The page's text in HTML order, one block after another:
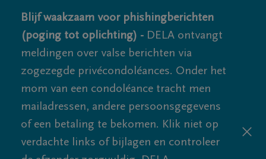
Blijf waakzaam voor phishingberichten
(poging tot oplichting) - DELA ontvangt
meldingen over valse berichten via
zogezegde privécondoléances. Onder het
mom van een condoléance tracht men
mailadressen, andere persoonsgegevens
of een betaling te bekomen. Klik niet op
verdachte links of bijlagen en controleer